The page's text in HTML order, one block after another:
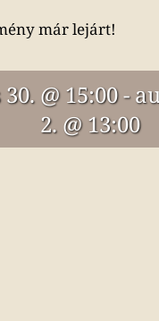
már lejárt!
@ 15:00-
2. @ 13:00